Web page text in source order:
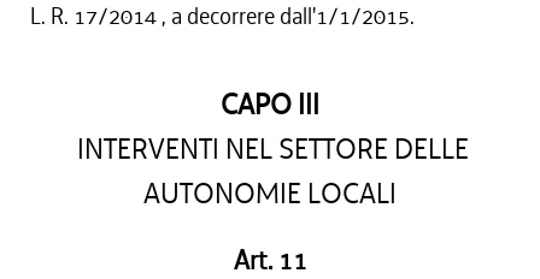
L. R. 17/2014 , a decorrere dall'1/1/2015.
CAPO III
INTERVENTI NEL SETTORE DELLE
AUTONOMIE LOCALI
Art. 11